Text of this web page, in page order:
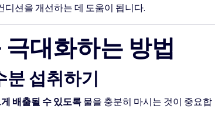
디션을 개선하는 데 도움이 됩니다.
대화하는 방법
분 섭취하기
배출될 수 있도록 물을 충분히 마시는 것이 중요합